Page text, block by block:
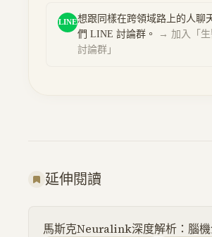
LINE想跟同樣在跨領域路上的人聊
們 LINE 討論群。
→ 加入「
討論群 」
延伸閱讀
馬斯克Neuralink深度解析：腦